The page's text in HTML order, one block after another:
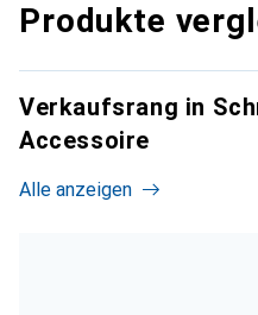
Produkte
Verkaufsrang in
Accessoire
Alle anzeigen